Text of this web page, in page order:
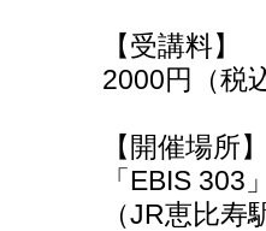
【受講料】
2000円（税
【開催場所】
「EBIS 303」
（JR恵比寿